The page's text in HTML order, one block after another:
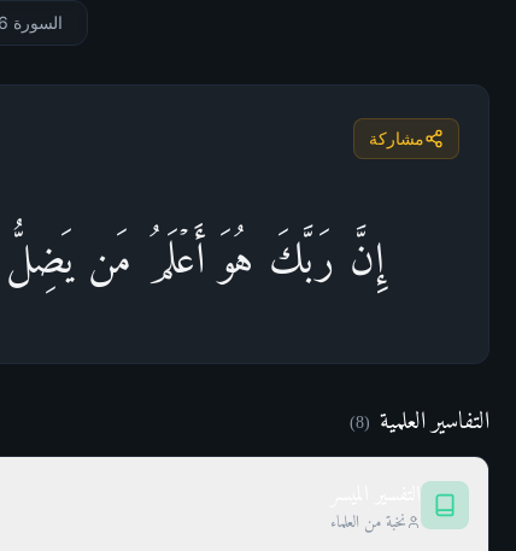
السورة 6
مشاركة
إِنَّ رَبَّكَ هُوَ أَعۡلَمُ مَن یَضِلُّ
التفاسير العلمية (
8
)
نخبة من العلماء